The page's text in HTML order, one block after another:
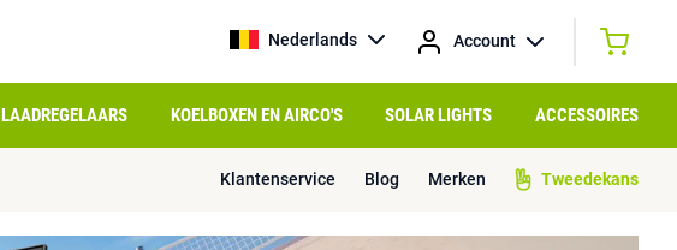
Nederlands Account
LAADREGELAARS KOELBOXEN EN AIRCO'S SOLAR LIGHTS ACCESSOIRES
Klantenservice Blog Merken Tweedekans